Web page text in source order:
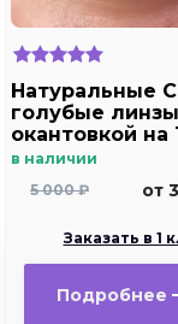
Натуральные
голубые
окантовкой на
Marquise
в наличии
5 000 ₽
от
Заказать в 1
Подробнее